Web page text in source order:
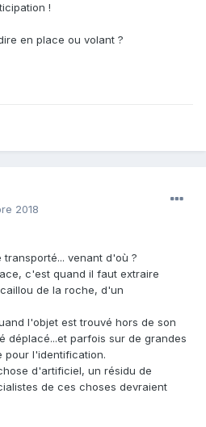
!
en place ou volant ?
2018
venant d'où ?
c'est quand il faut extraire
de la roche, d'un
l'objet est trouvé hors de son
déplacé...et parfois sur de grandes
pour l'identification.
d'artificiel, un résidu de
de ces choses devraient